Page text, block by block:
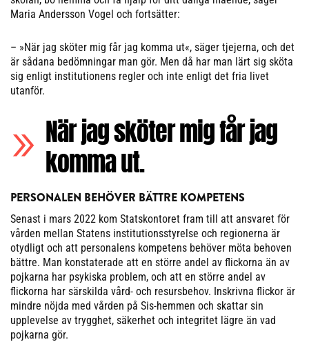
Maria Andersson Vogel och fortsätter:
– »När jag sköter mig får jag komma ut«, säger tjejerna, och det
är sådana bedömningar man gör. Men då har man lärt sig sköta
sig enligt institutionens regler och inte enligt det fria livet
utanför.
När jag sköter mig får jag
komma ut.
PERSONALEN BEHÖVER BÄTTRE KOMPETENS
Senast i mars 2022 kom Statskontoret fram till att ansvaret för
vården mellan Statens institutionsstyrelse och regionerna är
otydligt och att personalens kompetens behöver möta behoven
bättre. Man konstaterade att en större andel av flickorna än av
pojkarna har psykiska problem, och att en större andel av
flickorna har särskilda vård- och resursbehov. Inskrivna flickor är
mindre nöjda med vården på Sis-hemmen och skattar sin
upplevelse av trygghet, säkerhet och integritet lägre än vad
pojkarna gör.